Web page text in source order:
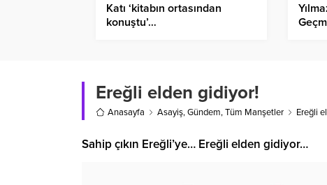
Katı ‘kitabın ortasından
konuştu’…
Ereğli elden gidiyor!
Anasayfa Asayiş,Gündem,Tüm Manşetler Ereğli
Sahip çıkın Ereğli’ye… Ereğli elden gidiyor…